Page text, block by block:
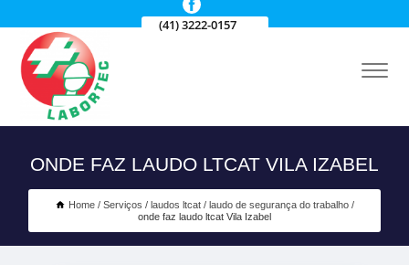
(41) 3222-0157
ONDE FAZ LAUDO LTCAT VILA IZABEL
Home Serviços laudos ltcat
laudo de segurança do trabalho
onde faz laudo ltcat Vila Izabel